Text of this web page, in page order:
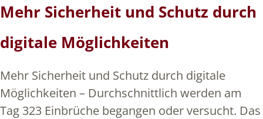
Mehr Sicherheit und Schutz durch
digitale Möglichkeiten
Mehr Sicherheit und Schutz durch digitale
Möglichkeiten – Durchschnittlich werden am
Tag 323 Einbrüche begangen oder versucht. Das